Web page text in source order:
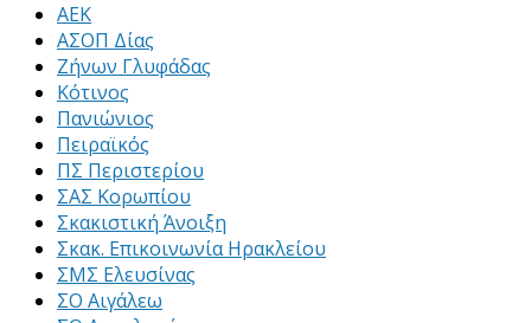
ΑΕΚ
ΑΣΟΠ Δίας
Ζήνων Γλυφάδας
Κότινος
Πανιώνιος
Πειραϊκός
ΠΣ Περιστερίου
ΣΑΣ Κορωπίου
Σκακιστική Άνοιξη
Σκακ. Επικοινωνία Ηρακλείου
ΣΜΣ Ελευσίνας
ΣΟ Αιγάλεω